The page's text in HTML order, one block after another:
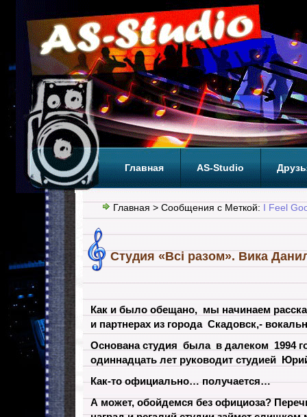
Главная AS-Studio
Теги ТОП
Главная > Сообщения с Меткой: I Feel
Студия «Всі разом». Вика
Как и было обещано, мы начинаем
и партнерах из города Скадовск,-
Основана студия была в далеком 1994
одиннадцать лет руководит студией
Как-то официально… получается…
А может, обойдемся без официоза?